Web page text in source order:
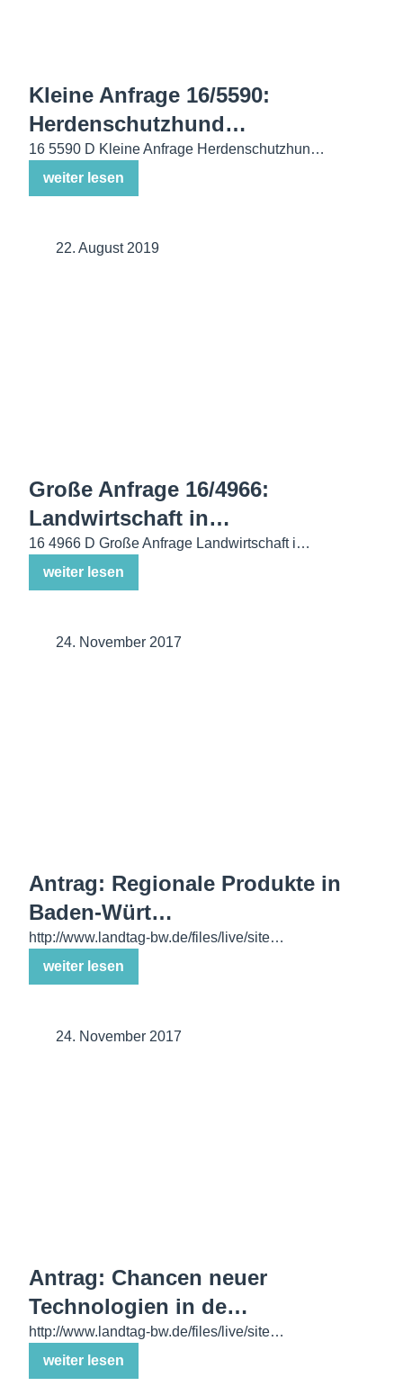
Kleine Anfrage 16/5590:
Herdenschutzhund…
16 5590 D Kleine Anfrage Herdenschutzhun…
weiter lesen
22. August 2019
Große Anfrage 16/4966:
Landwirtschaft in…
16 4966 D Große Anfrage Landwirtschaft i…
weiter lesen
24. November 2017
Antrag: Regionale Produkte in
Baden-Würt…
http://www.landtag-bw.de/files/live/site…
weiter lesen
24. November 2017
Antrag: Chancen neuer
Technologien in de…
http://www.landtag-bw.de/files/live/site…
weiter lesen